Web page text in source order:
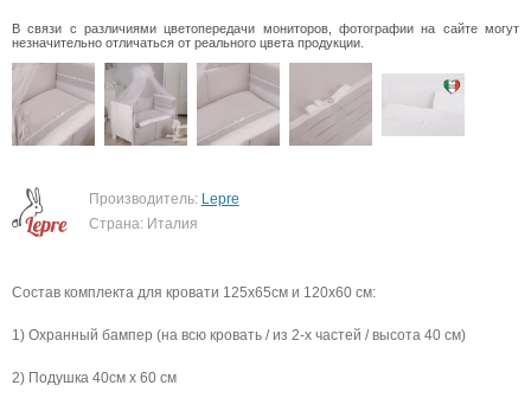
В связи с различиями цветопередачи мониторов, фотографии на сайте могут
незначительно отличаться от реального цвета продукции.
Производитель: Lepre
Страна: Италия
Состав комплекта для кровати 125х65см и 120х60 см:
1) Охранный бампер (на всю кровать / из 2-х частей / высота 40 см)
2) Подушка 40см х 60 см